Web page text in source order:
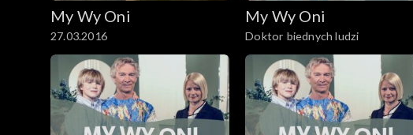
My Wy Oni
27.03.2016
My Wy Oni
Doktor biednych ludzi